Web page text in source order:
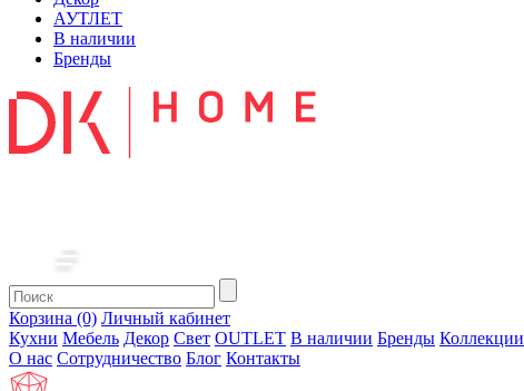
АУТЛЕТ
В наличии
Бренды
Корзина (0) Личный кабинет
Кухни Мебель Декор Свет OUTLET В наличии Бренды Коллекции
О нас Сотрудничество Блог Контакты